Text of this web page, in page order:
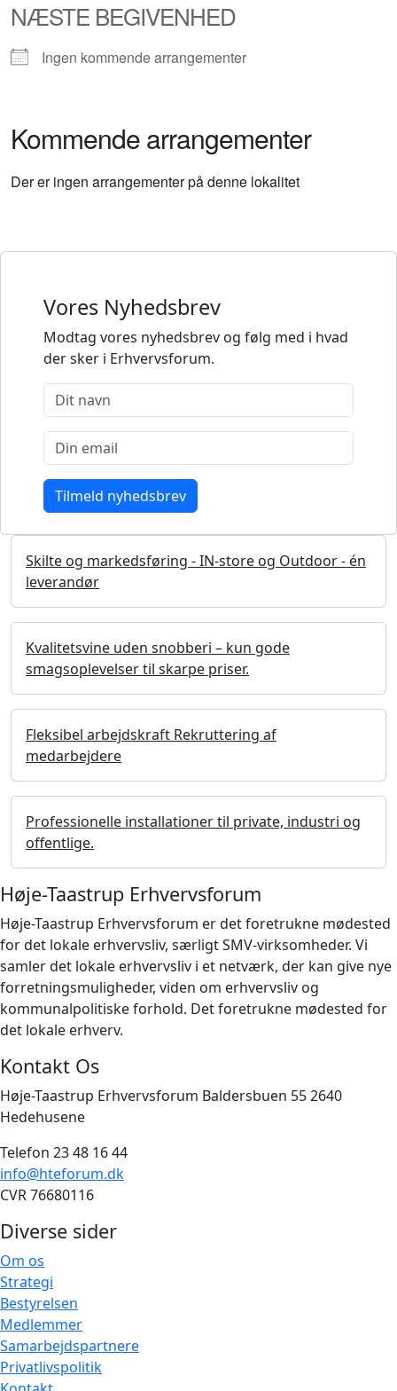
NÆSTE BEGIVENHED
Ingen kommende arrangementer
Kommende arrangementer
Der er ingen arrangementer på denne lokalitet
Vores Nyhedsbrev
Modtag vores nyhedsbrev og følg med i hvad
der sker i Erhvervsforum.
Skilte og markedsføring - IN-store og Outdoor - én
leverandør
Kvalitetsvine uden snobberi – kun gode
smagsoplevelser til skarpe priser.
Fleksibel arbejdskraft Rekruttering af
medarbejdere
Professionelle installationer til private, industri og
offentlige.
Høje-Taastrup Erhvervsforum
Høje-Taastrup Erhvervsforum er det foretrukne mødested
for det lokale erhvervsliv, særligt SMV-virksomheder. Vi
samler det lokale erhvervsliv i et netværk, der kan give nye
forretningsmuligheder, viden om erhvervsliv og
kommunalpolitiske forhold. Det foretrukne mødested for
det lokale erhverv.
Kontakt Os
Høje-Taastrup Erhvervsforum Baldersbuen 55 2640
Hedehusene
Telefon 23 48 16 44
info@hteforum.dk
CVR 76680116
Diverse sider
Om os
Strategi
Bestyrelsen
Medlemmer
Samarbejdspartnere
Privatlivspolitik